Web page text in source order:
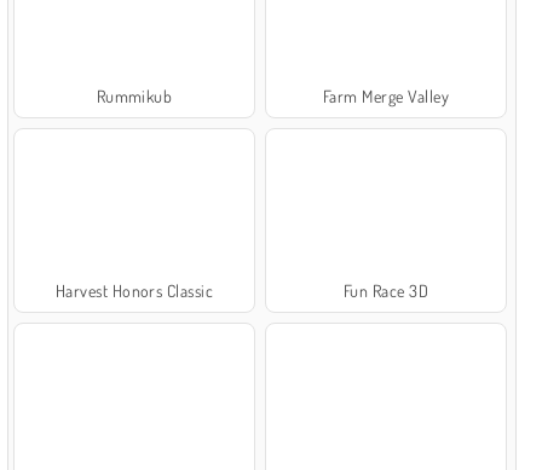
Rummikub Farm Merge Valley
Harvest Honors Classic Fun Race 3D